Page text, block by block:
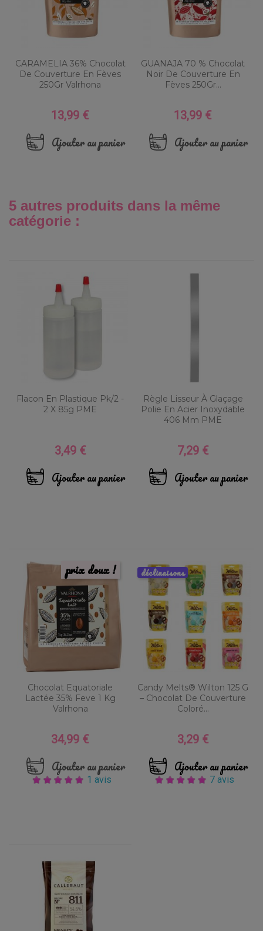
CARAMELIA 36% Chocolat
De Couverture En Fèves
250Gr Valrhona
Prix
13,99 €
Ajouter au panier
GUANAJA 70 % Chocolat
Noir De Couverture En
Fèves 250Gr...
Prix
13,99 €
Ajouter au panier
5 autres produits dans la même
catégorie :
Flacon En Plastique Pk/2 -
2 X 85g PME
Prix
3,49 €
Ajouter au panier
Règle Lisseur À Glaçage
Polie En Acier Inoxydable
406 Mm PME
Prix
7,29 €
Ajouter au panier
Chocolat Equatoriale
Lactée 35% Feve 1 Kg
Valrhona
Prix
34,99 €
Ajouter au panier
1 avis
prix doux !
Candy Melts® Wilton 125 G
– Chocolat De Couverture
Coloré...
Prix
3,29 €
Ajouter au panier
7 avis
déclinaisons